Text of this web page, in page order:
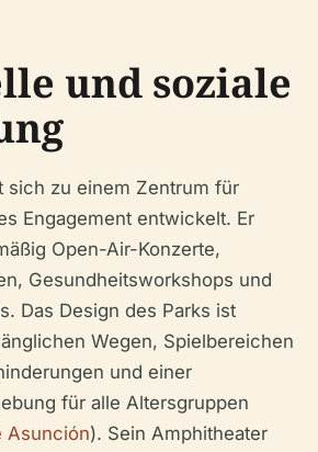
und soziale
sich zu einem Zentrum für
Engagement entwickelt. Er
Open-Air-Konzerte,
Gesundheitsworkshops und
Das Design des Parks ist
Wegen, Spielbereichen
und einer
für alle Altersgruppen
Asunción). Sein Amphitheater